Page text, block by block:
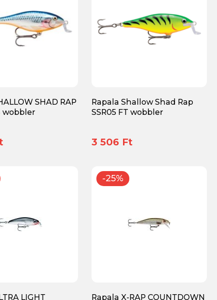
SHAD RAP
wobbler
Rapala Shallow Shad Rap
SSR05 FT wobbler
3 506 Ft
LIGHT
-25%
Rapala X-RAP COUNTDOWN